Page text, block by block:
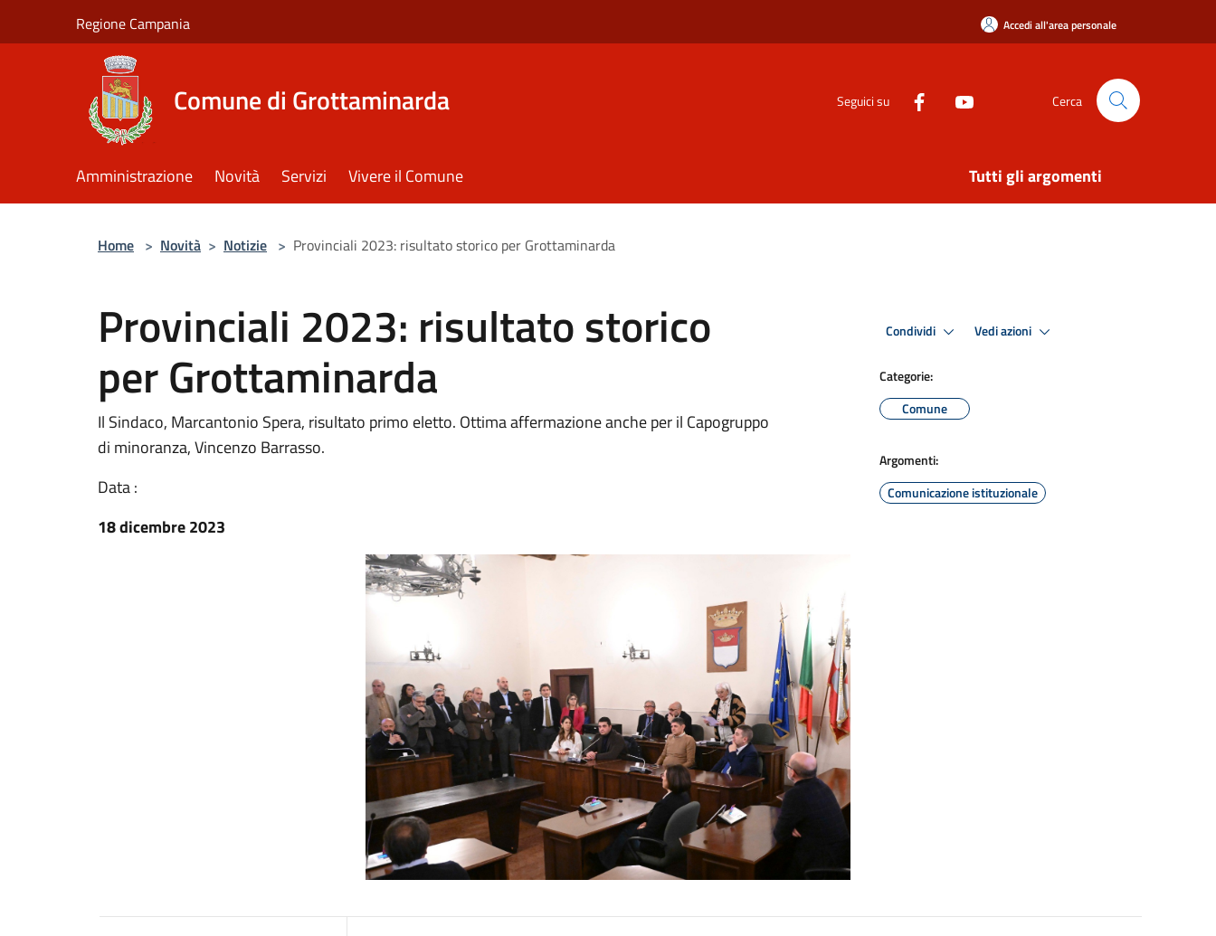
Regione Campania Accedi all'area personale
Comune di Grottaminarda Seguici su Cerca
Amministrazione Novità Servizi Vivere il Comune Tutti gli argomenti
Home > Novità > Notizie > Provinciali 2023: risultato storico per Grottaminarda
Provinciali 2023: risultato storico
per Grottaminarda
Il Sindaco, Marcantonio Spera, risultato primo eletto. Ottima affermazione anche per il Capogruppo
di minoranza, Vincenzo Barrasso.
Data :
18 dicembre 2023
Condividi Vedi azioni
Categorie:
Comune
Argomenti:
Comunicazione istituzionale